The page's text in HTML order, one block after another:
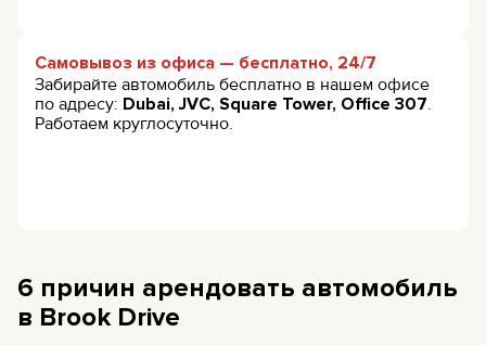
Самовывоз из офиса — бесплатно, 24/7
Забирайте автомобиль бесплатно в нашем офисе
по адресу: Dubai, JVC, Square Tower, Office 307.
Работаем круглосуточно.
6 причин арендовать автомобиль
в Brook Drive